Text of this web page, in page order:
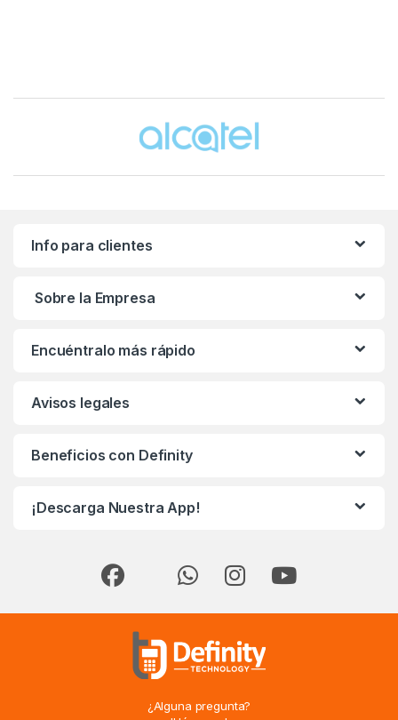
Brands Carousel
Info para clientes
Sobre la Empresa
Encuéntralo más rápido
Avisos legales
Beneficios con Definity
¡Descarga Nuestra App!
¿Alguna pregunta?